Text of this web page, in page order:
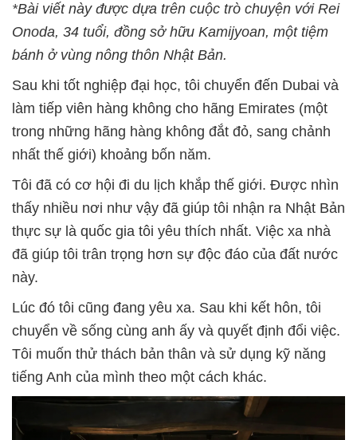
*Bài viết này được dựa trên cuộc trò chuyện với Rei
Onoda, 34 tuổi, đồng sở hữu Kamijyoan, một tiệm
bánh ở vùng nông thôn Nhật Bản.
Sau khi tốt nghiệp đại học, tôi chuyển đến Dubai và
làm tiếp viên hàng không cho hãng Emirates (một
trong những hãng hàng không đắt đỏ, sang chảnh
nhất thế giới) khoảng bốn năm.
Tôi đã có cơ hội đi du lịch khắp thế giới. Được nhìn
thấy nhiều nơi như vậy đã giúp tôi nhận ra Nhật Bản
thực sự là quốc gia tôi yêu thích nhất. Việc xa nhà
đã giúp tôi trân trọng hơn sự độc đáo của đất nước
này.
Lúc đó tôi cũng đang yêu xa. Sau khi kết hôn, tôi
chuyển về sống cùng anh ấy và quyết định đổi việc.
Tôi muốn thử thách bản thân và sử dụng kỹ năng
tiếng Anh của mình theo một cách khác.